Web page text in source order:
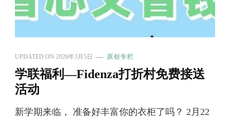
UPDATED ON 2026年3月5日 原创专栏
学联福利—Fidenza打折村免费接送
活动
新学期来临， 准备好丰富你的衣柜了吗？ 2月22